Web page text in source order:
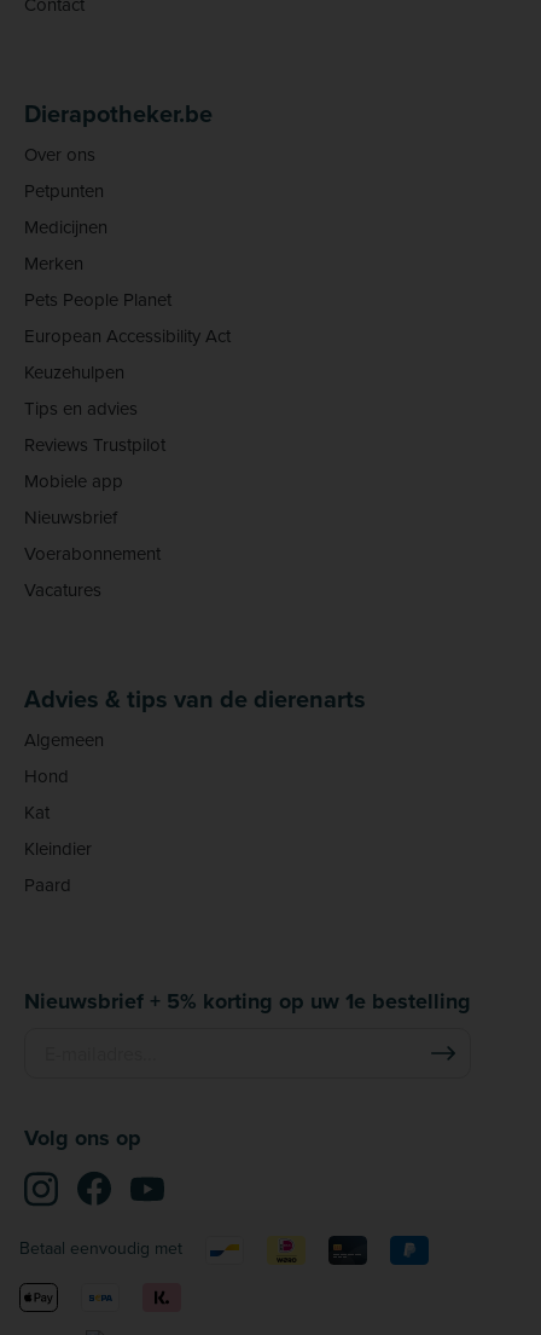
Dierapotheker.be
Over ons
Petpunten
Medicijnen
Merken
Pets People Planet
European Accessibility Act
Keuzehulpen
Tips en advies
Reviews Trustpilot
Mobiele app
Nieuwsbrief
Voerabonnement
Vacatures
Advies & tips van de dierenarts
Algemeen
Hond
Kat
Kleindier
Paard
Nieuwsbrief + 5% korting op uw 1e bestelling
Volg ons op
Betaal eenvoudig met